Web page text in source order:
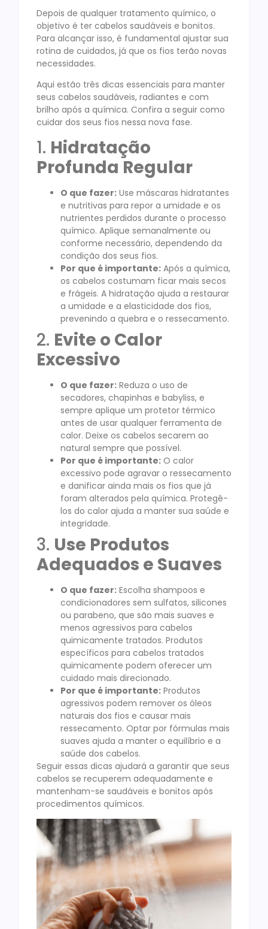
Depois de qualquer tratamento químico, o
objetivo é ter cabelos saudáveis e bonitos.
Para alcançar isso, é fundamental ajustar sua
rotina de cuidados, já que os fios terão novas
necessidades.
Aqui estão três dicas essenciais para manter
seus cabelos saudáveis, radiantes e com
brilho após a química. Confira a seguir como
cuidar dos seus fios nessa nova fase.
1. Hidratação
Profunda Regular
O que fazer: Use máscaras hidratantes
e nutritivas para repor a umidade e os
nutrientes perdidos durante o processo
químico. Aplique semanalmente ou
conforme necessário, dependendo da
condição dos seus fios.
Por que é importante: Após a química,
os cabelos costumam ficar mais secos
e frágeis. A hidratação ajuda a restaurar
a umidade e a elasticidade dos fios,
prevenindo a quebra e o ressecamento.
2. Evite o Calor
Excessivo
O que fazer: Reduza o uso de
secadores, chapinhas e babyliss, e
sempre aplique um protetor térmico
antes de usar qualquer ferramenta de
calor. Deixe os cabelos secarem ao
natural sempre que possível.
Por que é importante: O calor
excessivo pode agravar o ressecamento
e danificar ainda mais os fios que já
foram alterados pela química. Protegê-
los do calor ajuda a manter sua saúde e
integridade.
3. Use Produtos
Adequados e Suaves
O que fazer: Escolha shampoos e
condicionadores sem sulfatos, silicones
ou parabeno, que são mais suaves e
menos agressivos para cabelos
quimicamente tratados. Produtos
específicos para cabelos tratados
quimicamente podem oferecer um
cuidado mais direcionado.
Por que é importante: Produtos
agressivos podem remover os óleos
naturais dos fios e causar mais
ressecamento. Optar por fórmulas mais
suaves ajuda a manter o equilíbrio e a
saúde dos cabelos.
Seguir essas dicas ajudará a garantir que seus
cabelos se recuperem adequadamente e
mantenham-se saudáveis e bonitos após
procedimentos químicos.